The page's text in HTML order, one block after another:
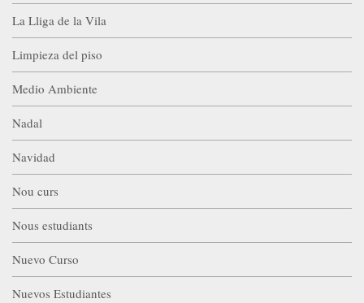
La Lliga de la Vila
Limpieza del piso
Medio Ambiente
Nadal
Navidad
Nou curs
Nous estudiants
Nuevo Curso
Nuevos Estudiantes